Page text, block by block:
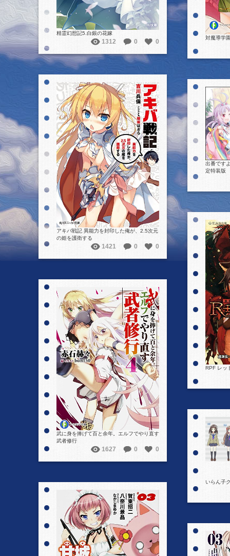
精霊幻想記5.白銀の花嫁
1312 0 0
対魔導学
詳細を見る
アキバ戦記 異能力を封印した俺が、2.5次元
の姫を護衛する
1421 0 0
出番です
定特装版
RPF レッ
詳細を見る
武に身を捧げて百と余年。エルフでやり直す
武者修行
1627 0 0
いらん子